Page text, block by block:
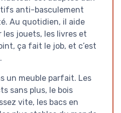
anti-basculement
Au quotidien, il aide
jouets, les livres et
ça fait le job, et c’est
un meuble parfait. Les
sans plus, le bois
vite, les bacs en